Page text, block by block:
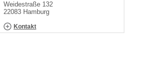
Weidestraße 132
22083 Hamburg
Kontakt